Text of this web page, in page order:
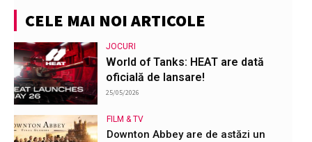
CELE MAI NOI ARTICOLE
JOCURI
World of Tanks: HEAT are dată
oficială de lansare!
25/05/2026
FILM & TV
Downton Abbey are de astăzi un